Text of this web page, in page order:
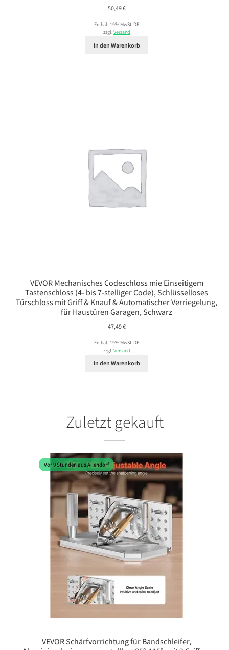
50,49€
Enthält 19% MwSt. DE
zzgl.Versand
In den Warenkorb
VEVOR Mechanisches Codeschloss mie Einseitigem
Tastenschloss (4- bis 7-stelliger Code), Schlüsselloses
Türschloss mit Griff & Knauf & Automatischer Verriegelung,
für Haustüren Garagen, Schwarz
47,49€
Enthält 19% MwSt. DE
zzgl.Versand
In den Warenkorb
Zuletzt gekauft
Vor 9 Stunden aus Allendorf
VEVOR Schärfvorrichtung für Bandschleifer,